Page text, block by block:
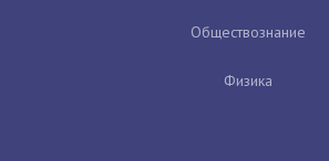
Обществознание
Физика